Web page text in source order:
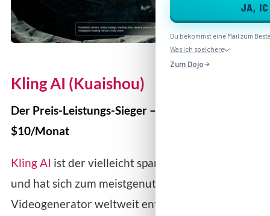
Kling AI (Kuaishou)
Der Preis-Leistungs-Sieger – ab kostenlos / Pro ab
$10/Monat
Kling AI ist der vielleicht spannendste Newcomer
und hat sich zum meistgenutzten KI-
Videogenerator weltweit entwickelt: über 60
JA,
Du bekommst eine Mail zum
Was ich speichere
Zum Dojo